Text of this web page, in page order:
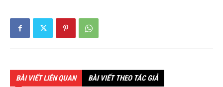
BÀI VIẾT LIÊN QUAN BÀI VIẾT THEO TÁC GIẢ